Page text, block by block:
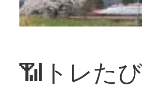
📶トレた